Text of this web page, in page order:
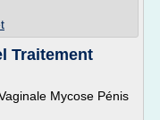
Traitement
Mycose Pénis